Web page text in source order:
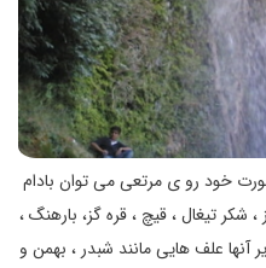
خود رو ی مرتعی می توان بادام
شکر تیغال ، قیچ ، قره گز، بارهنگ ،
آنها علف هایی مانند شبدر ، بهمن و